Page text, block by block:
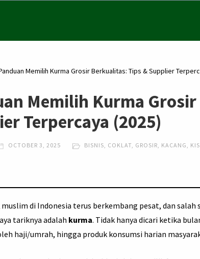
Memilih Kurma Grosir Berkualitas: Tips & Supplier
Memilih Kurma
Terpercaya (2025)
OCTOBER 3, 2025 BISNIS, COKLAT, GROSIR, KACANG,
muslim di Indonesia terus berkembang pesat, dan
tariknya adalah kurma. Tidak hanya dicari ketika
haji/umrah, hingga produk konsumsi harian